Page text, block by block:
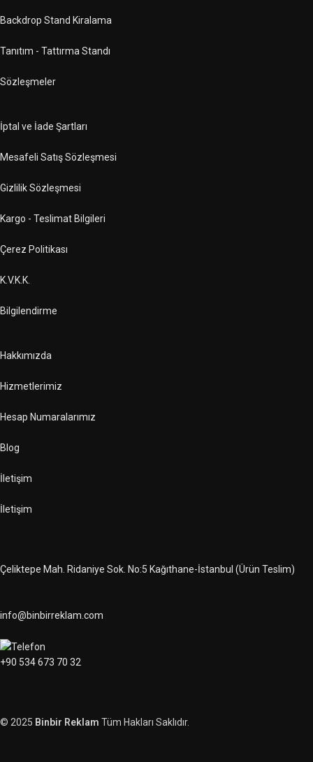
Backdrop Stand Kiralama
Tanıtım - Tattırma Standı
Sözleşmeler
İptal ve İade Şartları
Mesafeli Satış Sözleşmesi
Gizlilik Sözleşmesi
Kargo - Teslimat Bilgileri
Çerez Politikası
K.V.K.K.
Bilgilendirme
Hakkımızda
Hizmetlerimiz
Hesap Numaralarımız
Blog
İletişim
İletişim
Çeliktepe Mah. Ridaniye Sok. No:5 Kağıthane-İstanbul (Ürün Teslim)
info@binbirreklam.com
+90 534 673 70 32
© 2025 Binbir Reklam Tüm Hakları Saklıdır.